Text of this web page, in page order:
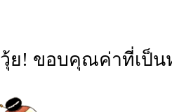
วุ้ย! ขอบคุณค่าที่เป็น